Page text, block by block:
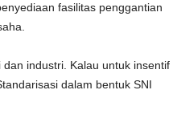
fasilitas penggantian
industri. Kalau untuk insentif
dalam bentuk SNI